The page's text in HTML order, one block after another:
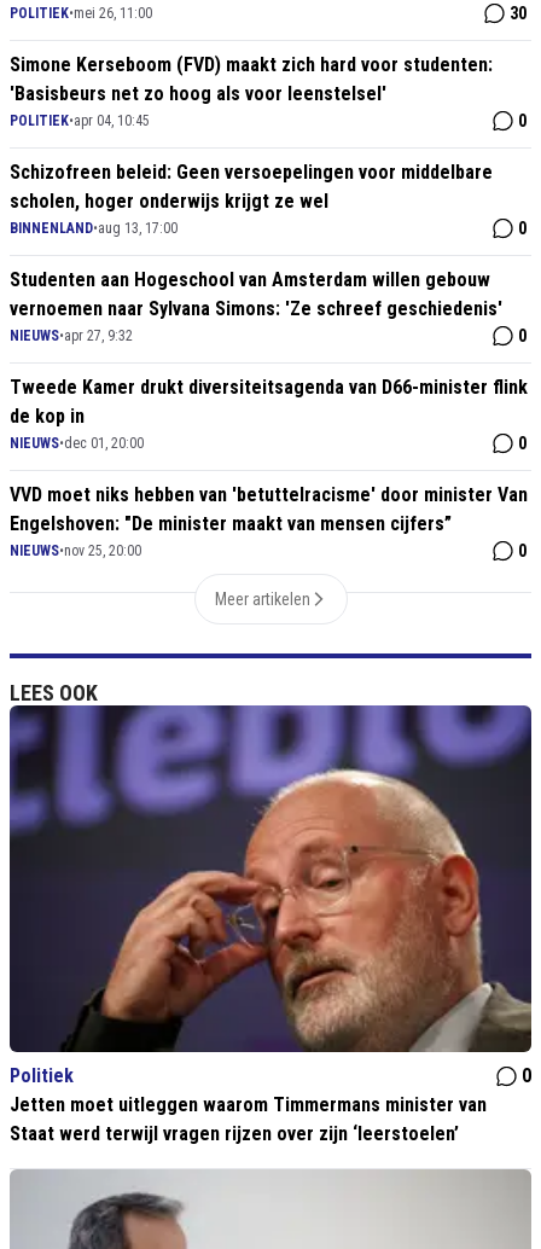
POLITIEK•mei 26, 11:00 30
Simone Kerseboom (FVD) maakt zich hard voor studenten:
'Basisbeurs net zo hoog als voor leenstelsel'
POLITIEK•apr 04, 10:45 0
Schizofreen beleid: Geen versoepelingen voor middelbare
scholen, hoger onderwijs krijgt ze wel
BINNENLAND•aug 13, 17:00 0
Studenten aan Hogeschool van Amsterdam willen gebouw
vernoemen naar Sylvana Simons: 'Ze schreef geschiedenis'
NIEUWS•apr 27, 9:32 0
Tweede Kamer drukt diversiteitsagenda van D66-minister flink
de kop in
NIEUWS•dec 01, 20:00 0
VVD moet niks hebben van 'betuttelracisme' door minister Van
Engelshoven: "De minister maakt van mensen cijfers”
NIEUWS•nov 25, 20:00 0
Meer artikelen
LEES OOK
Politiek
0
Jetten moet uitleggen waarom Timmermans minister van
Staat werd terwijl vragen rijzen over zijn ‘leerstoelen’